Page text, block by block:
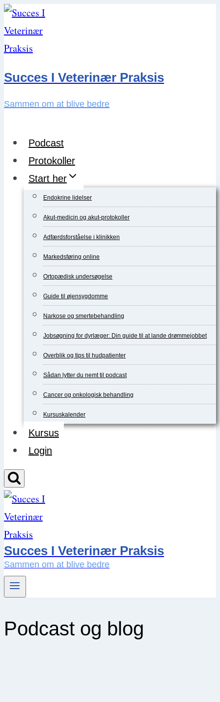
Skip
to
content
Succes I Veterinær Praksis
Sammen om at blive bedre
Podcast
Protokoller
Start her
Endokrine lidelser
Akut-medicin og akut-protokoller
Adfærdsforståelse i klinikken
Markedsføring online
Ortopædisk undersøgelse
Guide til øjensygdomme
Narkose og smertebehandling
Jobsøgning for dyrlæger: Din guide til at lande drømmejobbet
Overblik og tips til hudpatienter
Sådan lytter du nemt til podcast
Cancer og onkologisk behandling
Kursuskalender
Kursus
Login
Succes I Veterinær Praksis
Sammen om at blive bedre
Podcast og blog